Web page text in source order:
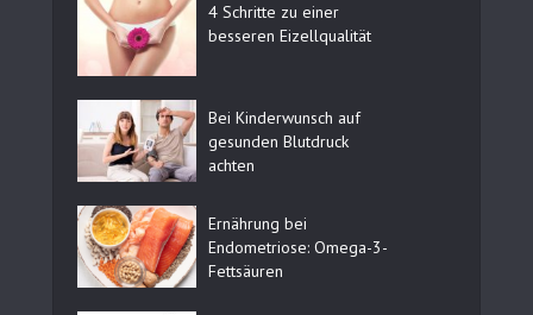
4 Schritte zu einer
besseren Eizellqualität
Bei Kinderwunsch auf
gesunden Blutdruck
achten
Ernährung bei
Endometriose: Omega-3-
Fettsäuren